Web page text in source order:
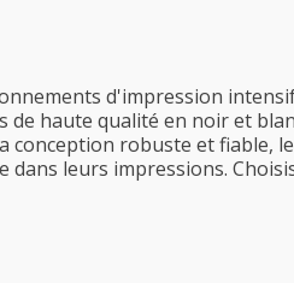
d'impression
haute qualité en noir et
robuste et fiable,
leurs impressions.